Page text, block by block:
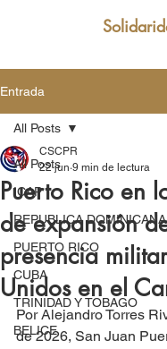
Entrada
All Posts
ICAP
REPUBLICA DOMINICANA
PUERTO RICO
CUBA
TRINIDAD Y TOBAGO
BELICE
All Posts
Puerto Rico en
de expansión
presencia
Unidos en el
CSCPR
22 jun 9 min de lectura
Por Alejandro Torres
de 2026, San Juan